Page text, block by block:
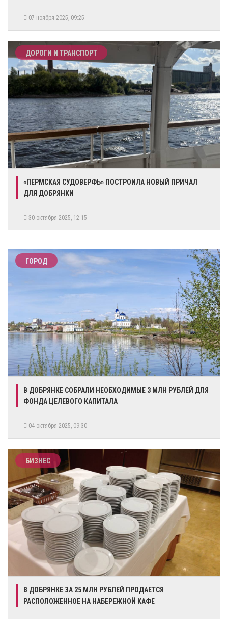
07 ноября 2025, 09:25
ДОРОГИ И ТРАНСПОРТ
«ПЕРМСКАЯ СУДОВЕРФЬ» ПОСТРОИЛА НОВЫЙ ПРИЧАЛ
ДЛЯ ДОБРЯНКИ
30 октября 2025, 12:15
ГОРОД
​В ДОБРЯНКЕ СОБРАЛИ НЕОБХОДИМЫЕ 3 МЛН РУБЛЕЙ ДЛЯ
ФОНДА ЦЕЛЕВОГО КАПИТАЛА
04 октября 2025, 09:30
БИЗНЕС
​В ДОБРЯНКЕ ЗА 25 МЛН РУБЛЕЙ ПРОДАЕТСЯ
РАСПОЛОЖЕННОЕ НА НАБЕРЕЖНОЙ КАФЕ